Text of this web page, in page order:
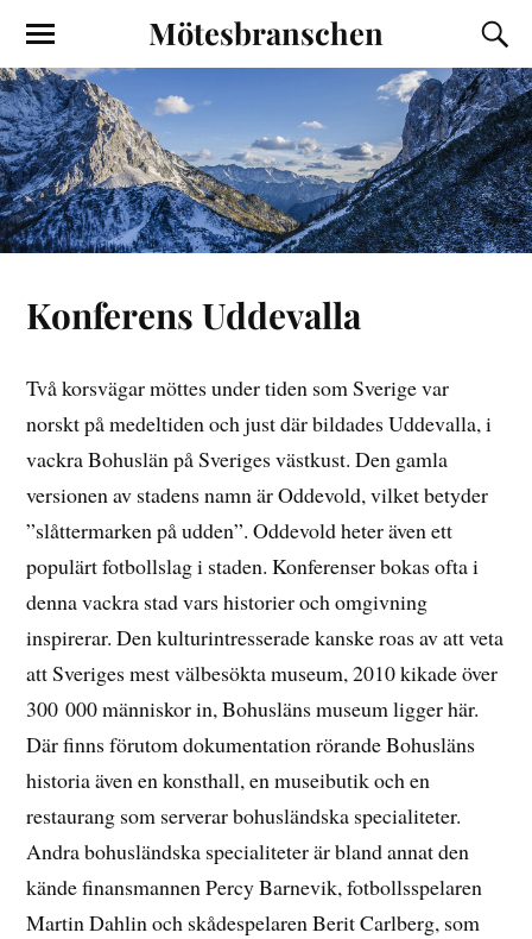
Mötesbranschen
Konferens Uddevalla
Två korsvägar möttes under tiden som Sverige var
norskt på medeltiden och just där bildades Uddevalla, i
vackra Bohuslän på Sveriges västkust. Den gamla
versionen av stadens namn är Oddevold, vilket betyder
”slåttermarken på udden”. Oddevold heter även ett
populärt fotbollslag i staden. Konferenser bokas ofta i
denna vackra stad vars historier och omgivning
inspirerar. Den kulturintresserade kanske roas av att veta
att Sveriges mest välbesökta museum, 2010 kikade över
300 000 människor in, Bohusläns museum ligger här.
Där finns förutom dokumentation rörande Bohusläns
historia även en konsthall, en museibutik och en
restaurang som serverar bohusländska specialiteter.
Andra bohusländska specialiteter är bland annat den
kände finansmannen Percy Barnevik, fotbollsspelaren
Martin Dahlin och skådespelaren Berit Carlberg, som